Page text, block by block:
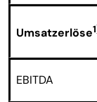
Umsatzerlöse
EBITDA